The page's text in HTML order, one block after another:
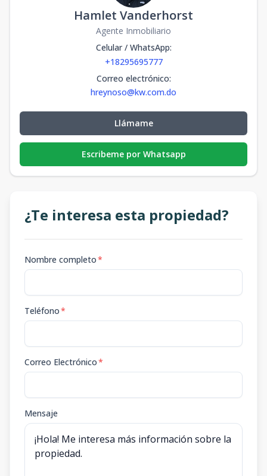
Hamlet Vanderhorst
Agente Inmobiliario
Celular / WhatsApp:
+18295695777
Correo electrónico:
hreynoso@kw.com.do
Llámame
Escribeme por Whatsapp
¿Te interesa esta propiedad?
Nombre completo*
Teléfono*
Correo Electrónico*
Mensaje